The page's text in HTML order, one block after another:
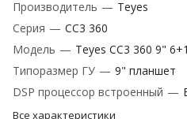
Производитель — Teyes
Серия — CC3 360
Модель — Teyes CC3 360 9"
Типоразмер ГУ — 9" планшет
DSP процессор встроенный —
Все характеристики